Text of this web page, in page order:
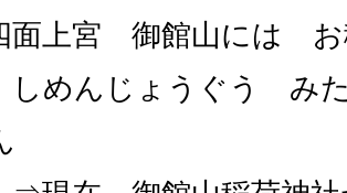
上宮 御館山には お
んじょうぐう みた